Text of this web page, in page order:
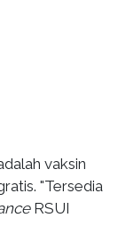
vaksin
"Tersedia
RSUI